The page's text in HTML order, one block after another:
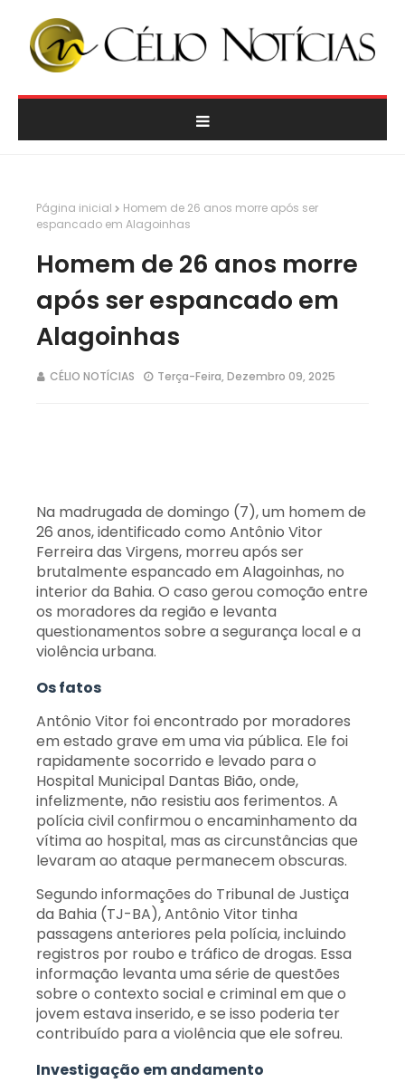
Página inicial
Homem de 26 anos morre após ser
espancado em Alagoinhas
Homem de 26 anos morre
após ser espancado em
Alagoinhas
CÉLIO NOTÍCIAS Terça-Feira, Dezembro 09, 2025
Na madrugada de domingo (7), um homem de
26 anos, identificado como Antônio Vitor
Ferreira das Virgens, morreu após ser
brutalmente espancado em Alagoinhas, no
interior da Bahia. O caso gerou comoção entre
os moradores da região e levanta
questionamentos sobre a segurança local e a
violência urbana.
Os fatos
Antônio Vitor foi encontrado por moradores
em estado grave em uma via pública. Ele foi
rapidamente socorrido e levado para o
Hospital Municipal Dantas Bião, onde,
infelizmente, não resistiu aos ferimentos. A
polícia civil confirmou o encaminhamento da
vítima ao hospital, mas as circunstâncias que
levaram ao ataque permanecem obscuras.
Segundo informações do Tribunal de Justiça
da Bahia (TJ-BA), Antônio Vitor tinha
passagens anteriores pela polícia, incluindo
registros por roubo e tráfico de drogas. Essa
informação levanta uma série de questões
sobre o contexto social e criminal em que o
jovem estava inserido, e se isso poderia ter
contribuído para a violência que ele sofreu.
Investigação em andamento